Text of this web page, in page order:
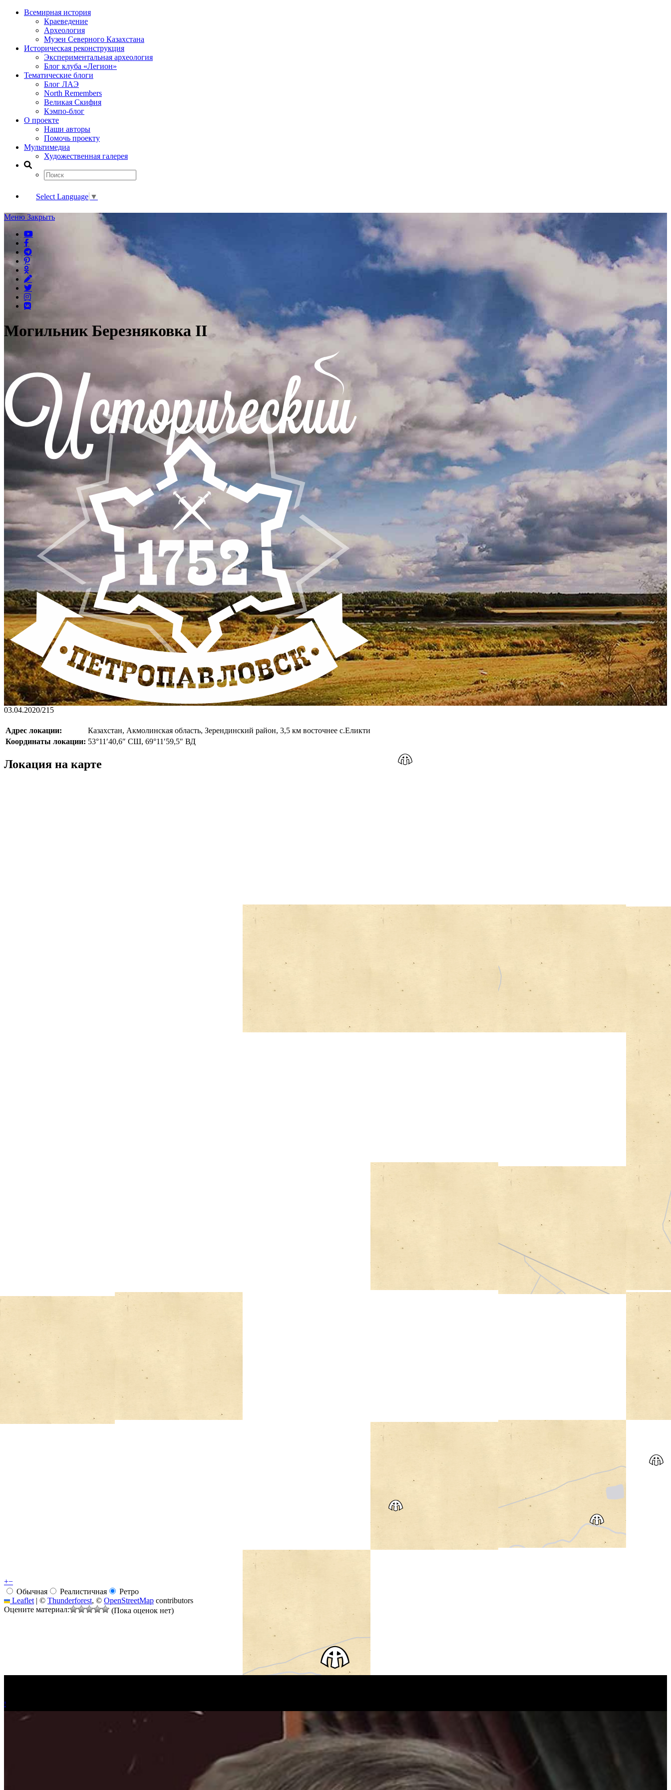
Всемирная история
Краеведение
Археология
Музеи Северного Казахстана
Историческая реконструкция
Экспериментальная археология
Блог клуба «Легион»
Тематические блоги
Блог ЛАЭ
North Remembers
Великая Скифия
Кэмпо-блог
О проекте
Наши авторы
Помочь проекту
Мультимедиа
Художественная галерея
Select Language ▼
Меню Закрыть
Могильник Березняковка II
03.04.2020/215
Адрес локации:
Казахстан, Акмолинская область, Зерендинский район, 3,5 км восточнее с.Еликти
Координаты локации: 53°11′40,6″ СШ, 69°11′59,5″ ВД
Локация на карте
+−
Обычная
Реалистичная
Ретро
Leaflet | © Thunderforest, © OpenStreetMap contributors
Оцените материал:
(Пока оценок нет)
!